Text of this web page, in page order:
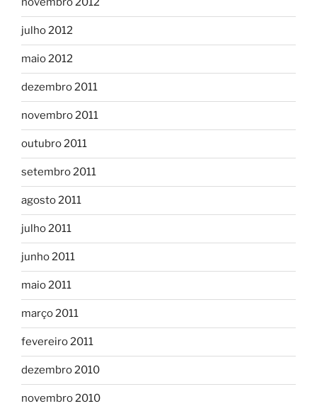
julho 2012
maio 2012
dezembro 2011
novembro 2011
outubro 2011
setembro 2011
agosto 2011
julho 2011
junho 2011
maio 2011
março 2011
fevereiro 2011
dezembro 2010
novembro 2010